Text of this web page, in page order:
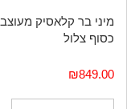
מיני בר קלאסיק מעוצב
כסוף צלול
₪849.00